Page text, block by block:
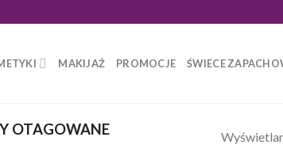
MAKIJAŻ PROMOCJE ŚWIECE
OTAGOWANE